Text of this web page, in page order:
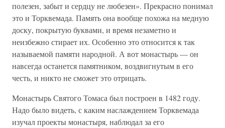
полезен, забыт и сердцу не любезен». Прекрасно понимал
это и Торквемада. Память она вообще похожа на медную
доску, покрытую буквами, и время незаметно и
неизбежно стирает их. Особенно это относится к так
называемой памяти народной. А вот монастырь — он
навсегда останется памятником, воздвигнутым в его
честь, и никто не сможет это отрицать.
Монастырь Святого Томаса был построен в 1482 году.
Надо было видеть, с каким наслаждением Торквемада
изучал проекты монастыря, наблюдал за его